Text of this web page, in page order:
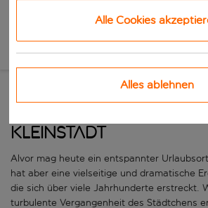
Suchen
Neue Suche
Kleinstadt
Alvor mag heute ein entspannter
hat aber eine vielseitige und dramatische
die sich über viele Jahrhunderte erstreckt.
turbulente Vergangenheit des Städtchens
Alle Cookies
Alles ablehnen